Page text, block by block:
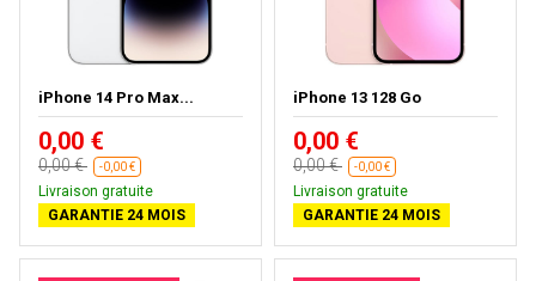
iPhone 14 Pro Max...
0,00 €
0,00 € -0,00 €
Livraison gratuite
GARANTIE 24 MOIS
iPhone 13 128 Go
0,00 €
0,00 € -0,00 €
Livraison gratuite
GARANTIE 24 MOIS